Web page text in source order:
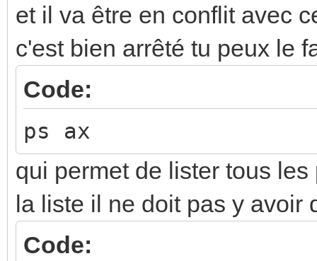
et il va être en conflit avec
c'est bien arrêté tu peux le
Code:
ps ax
qui permet de lister tous
la liste il ne doit pas y avoir
Code: